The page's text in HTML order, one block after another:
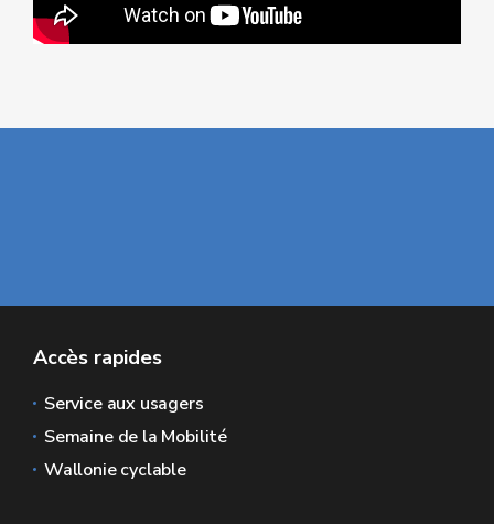
Accès rapides
Service aux usagers
Semaine de la Mobilité
Wallonie cyclable